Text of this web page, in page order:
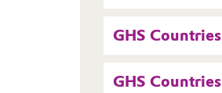
GHS Countries
GHS Countries